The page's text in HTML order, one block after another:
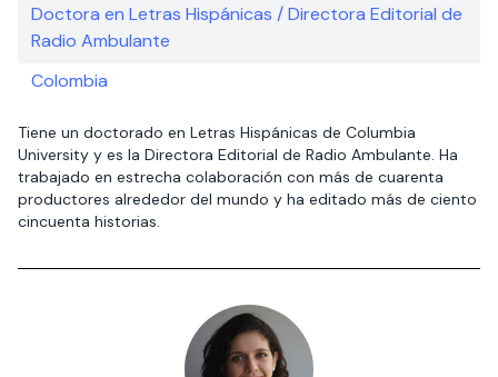
Doctora en Letras Hispánicas / Directora Editorial de
Radio Ambulante
Colombia
Tiene un doctorado en Letras Hispánicas de Columbia
University y es la Directora Editorial de Radio Ambulante. Ha
trabajado en estrecha colaboración con más de cuarenta
productores alrededor del mundo y ha editado más de ciento
cincuenta historias.